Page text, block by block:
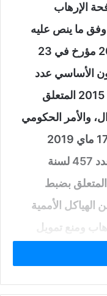
الإرهاب
وفق ما ينص عليه
القانون الأساسي عدد 9 لسنة 2019 مؤرخ في 23
للقانون الأساسي عدد
26 لسنة 2015 المؤرخ في 7 أوت 2015 المتعلق
والأمر الحكومي
عدد 419 لسنة 2019 المؤرخ في 17 ماي 2019
والمنقح والمتمم بالأمر الحكومي عدد 457 لسنة
المؤرخ في 31 ماي 2019، المتعلق بضبط
الهياكل الأممية
ومنع تمويل
قررت اللجنة الوطنية لمكافحة الإرهاب بتاريخ 18